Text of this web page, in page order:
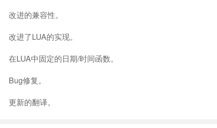
改进的兼容性。
改进了LUA的实现。
在LUA中固定的日期/时间函数。
Bug修复。
更新的翻译。